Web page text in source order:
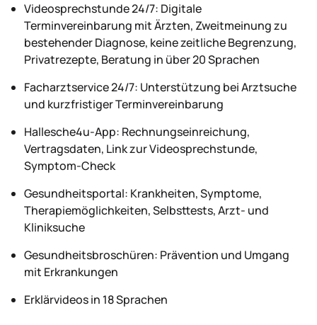
Videosprechstunde 24/7: Digitale
Terminvereinbarung mit Ärzten, Zweitmeinung zu
bestehender Diagnose, keine zeitliche Begrenzung,
Privatrezepte, Beratung in über 20 Sprachen
Facharztservice 24/7: Unterstützung bei Arztsuche
und kurzfristiger Terminvereinbarung
Hallesche4u-App: Rechnungseinreichung,
Vertragsdaten, Link zur Videosprechstunde,
Symptom-Check
Gesundheitsportal: Krankheiten, Symptome,
Therapiemöglichkeiten, Selbsttests, Arzt- und
Kliniksuche
Gesundheitsbroschüren: Prävention und Umgang
mit Erkrankungen
Erklärvideos in 18 Sprachen